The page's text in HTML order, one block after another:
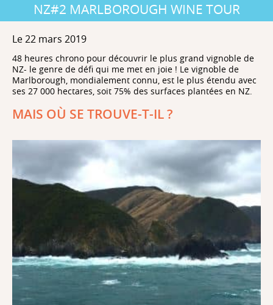
NZ#2 MARLBOROUGH WINE TOUR
Le 22 mars 2019
48 heures chrono pour découvrir le plus grand vignoble de
NZ- le genre de défi qui me met en joie ! Le vignoble de
Marlborough, mondialement connu, est le plus étendu avec
ses 27 000 hectares, soit 75% des surfaces plantées en NZ.
MAIS OÙ SE TROUVE-T-IL ?